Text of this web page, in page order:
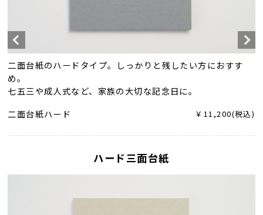
二面台紙のハードタイプ。しっかりと残したい方におすす
め。
七五三や成人式など、家族の大切な記念日に。
二面台紙ハード ￥11,200(税込)
ハード三面台紙